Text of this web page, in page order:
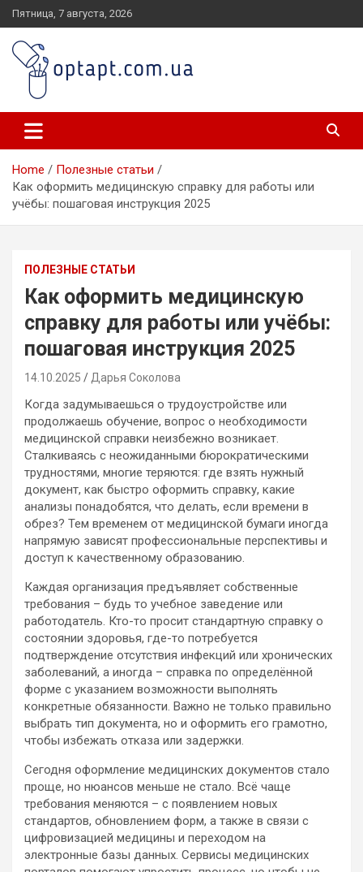
Skip
to
content
Пятница, 7 августа, 2026
optapt.com.ua
Home
Полезные статьи
Как оформить медицинскую справку для работы или
учёбы: пошаговая инструкция 2025
ПОЛЕЗНЫЕ СТАТЬИ
Как оформить медицинскую
справку для работы или учёбы:
пошаговая инструкция 2025
14.10.2025 Дарья Соколова
Когда задумываешься о трудоустройстве или
продолжаешь обучение, вопрос о необходимости
медицинской справки неизбежно возникает.
Сталкиваясь с неожиданными бюрократическими
трудностями, многие теряются: где взять нужный
документ, как быстро оформить справку, какие
анализы понадобятся, что делать, если времени в
обрез? Тем временем от медицинской бумаги иногда
напрямую зависят профессиональные перспективы и
доступ к качественному образованию.
Каждая организация предъявляет собственные
требования – будь то учебное заведение или
работодатель. Кто-то просит стандартную справку о
состоянии здоровья, где-то потребуется
подтверждение отсутствия инфекций или хронических
заболеваний, а иногда – справка по определённой
форме с указанием возможности выполнять
конкретные обязанности. Важно не только правильно
выбрать тип документа, но и оформить его грамотно,
чтобы избежать отказа или задержки.
Сегодня оформление медицинских документов стало
проще, но нюансов меньше не стало. Всё чаще
требования меняются – с появлением новых
стандартов, обновлением форм, а также в связи с
цифровизацией медицины и переходом на
электронные базы данных. Сервисы медицинских